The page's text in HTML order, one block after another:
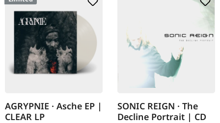
AGRYPNIE · Asche EP |
CLEAR LP
SONIC REIGN · The
Decline Portrait | CD